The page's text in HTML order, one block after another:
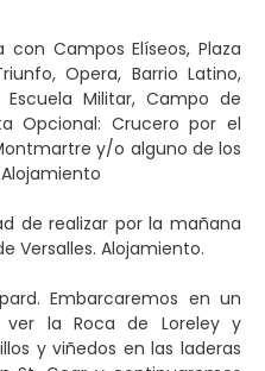
Campos Elíseos, Plaza
Opera, Barrio Latino,
Escuela Militar, Campo de
Opcional: Crucero por el
y/o alguno de los
de realizar por la mañana
Versalles. Alojamiento.
Embarcaremos en un
la Roca de Loreley y
y viñedos en las laderas